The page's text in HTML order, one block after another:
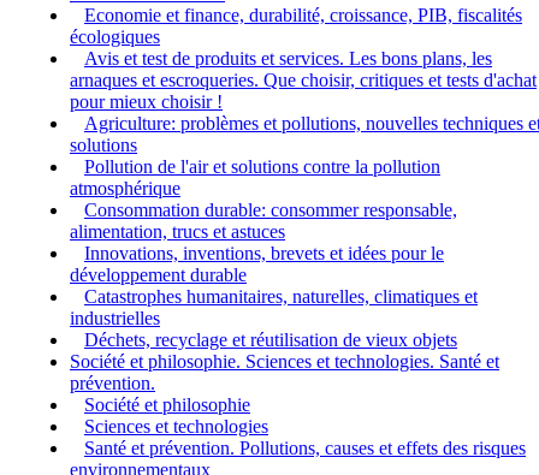
Economie et finance, durabilité, croissance, PIB, fiscalités
écologiques
Avis et test de produits et services. Les bons plans, les
arnaques et escroqueries. Que choisir, critiques et tests d'achat
pour mieux choisir !
Agriculture: problèmes et pollutions, nouvelles techniques
solutions
Pollution de l'air et solutions contre la pollution
atmosphérique
Consommation durable: consommer responsable,
alimentation, trucs et astuces
Innovations, inventions, brevets et idées pour le
développement durable
Catastrophes humanitaires, naturelles, climatiques et
industrielles
Déchets, recyclage et réutilisation de vieux objets
Société et philosophie. Sciences et technologies. Santé et
prévention.
Société et philosophie
Sciences et technologies
Santé et prévention. Pollutions, causes et effets des risques
environnementaux